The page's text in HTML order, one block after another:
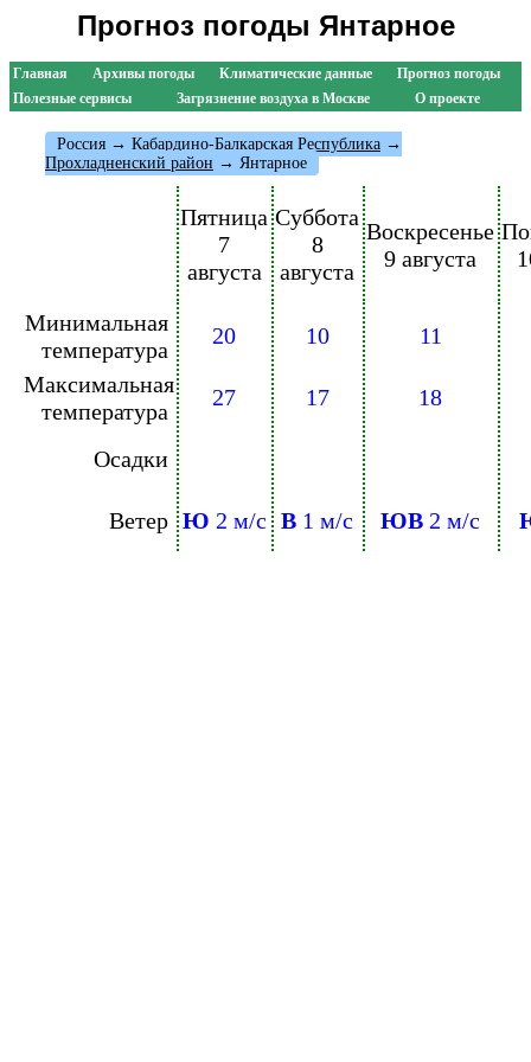
Прогноз погоды Янтарное
Главная Архивы погоды Климатические данные
Прогноз погоды
Полезные сервисы
Загрязнение воздуха в Москве О проекте
Россия → Кабардино-Балкарская Республика →
Прохладненский район → Янтарное
Пятница
7
августа
Суббота
8
августа
Воскресенье
9 августа
Минимальная
температура
20 10
11
Максимальная
температура
27 17 18
Осадки
Ветер Ю 2 м/с В 1 м/с ЮВ 2 м/с